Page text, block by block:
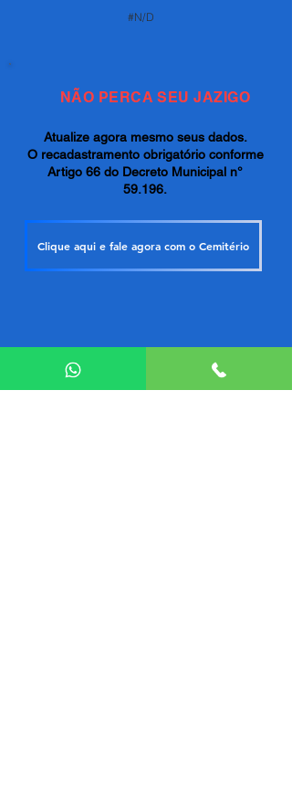
#N/D
NÃO PERCA SEU JAZIGO
Atualize agora mesmo seus dados.
O recadastramento obrigatório conforme
Artigo 66 do Decreto Municipal n°
59.196.
Clique aqui e fale agora com o Cemitério